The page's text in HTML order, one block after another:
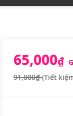
65,000₫
91,000₫(Tiết